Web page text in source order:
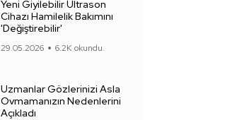
Yeni Giyilebilir Ultrason
Cihazı Hamilelik Bakımını
'Değiştirebilir'
29.05.2026 6.2K okundu.
Uzmanlar Gözlerinizi Asla
Ovmamanızın Nedenlerini
Açıkladı